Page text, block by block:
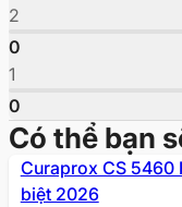
2
0
1
0
Có thể bạn
Curaprox CS 5460
biệt 2026